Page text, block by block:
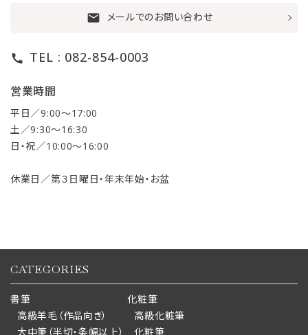
mail メールでのお問い合わせ
call TEL : 082-854-0003
営業時間
平日／9:00〜17:00
土／9:30〜16:30
日・祝／10:00〜16:00
休業日／第３日曜日・年末年始・お盆
CATEGORIES
書筆
高級羊毛（作品向き）
大中筆（半切・条幅以上）
化粧筆
高級化粧筆
化粧筆